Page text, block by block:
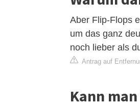
Aber Flip-Flops
um das ganz
noch lieber als
Antrag auf
Kann